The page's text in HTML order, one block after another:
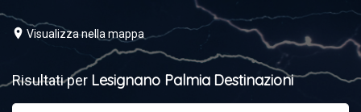
Visualizza nella mappa
Risultati per Lesignano Palmia Destinazioni